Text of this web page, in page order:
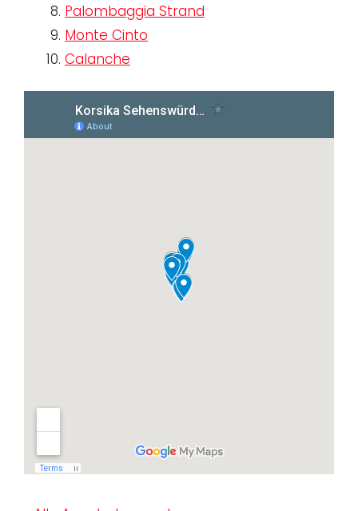
Palombaggia Strand
Monte Cinto
Calanche